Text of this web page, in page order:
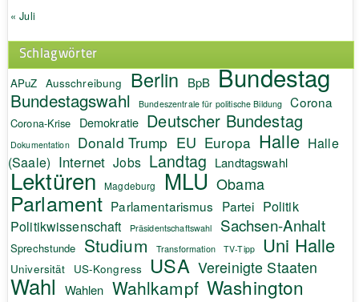
« Juli
Schlagwörter
APuZ Ausschreibung Berlin BpB Bundestag
Bundestagswahl Bundeszentrale für politische Bildung Corona
Corona-Krise Demokratie Deutscher Bundestag
Dokumentation Donald Trump EU Europa Halle Halle
(Saale) Internet Jobs Landtag Landtagswahl
Lektüren Magdeburg MLU Obama
Parlament Parlamentarismus Partei Politik
Politikwissenschaft Präsidentschaftswahl Sachsen-Anhalt
Sprechstunde Studium Transformation TV-Tipp Uni Halle
Universität US-Kongress USA Vereinigte Staaten
Wahl Wahlen Wahlkampf Washington